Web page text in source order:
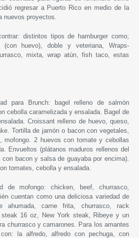
regresar a Puerto Rico en medio de la
nuevos proyectos.
distintos tipos de hamburger como;
(con huevo), doble y veteriana, Wraps-
mixta, wrap atún, fish taco, estas
para Brunch: bagel relleno de salmón
cebolla caramelizada y ensalada. Bagel de
Croissant relleno de huevo, queso,
Tortilla de jamón o bacon con vegetales,
mofongo. 2 huevos con tomate y cebollas
Envueltos (plátanos maduros rellenos del
bacon y salsa de guayaba por encima).
tomates, cebolla y ensalada.
de mofongo: chicken, beef, churrasco,
cuentan como una deliciosa variedad de
ahumada, carne frita, churrasco, rack
16 oz, New York steak, Ribeye y un
churrasco y camarones. Para los amantes
la alfredo, alfredo con pechuga, con